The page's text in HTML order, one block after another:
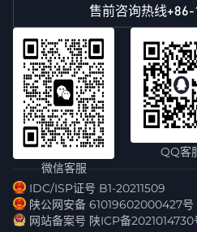
售前咨询热线+86-
微信客服
QQ客
IDC/ISP证号 B1-20211509
陕公网安备 61019602000427号
网站备案号 陕ICP备2021014730